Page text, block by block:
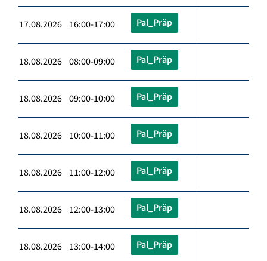
17.08.2026 16:00-17:00 Pal_Präp
18.08.2026 08:00-09:00 Pal_Präp
18.08.2026 09:00-10:00 Pal_Präp
18.08.2026 10:00-11:00 Pal_Präp
18.08.2026 11:00-12:00 Pal_Präp
18.08.2026 12:00-13:00 Pal_Präp
18.08.2026 13:00-14:00 Pal_Präp